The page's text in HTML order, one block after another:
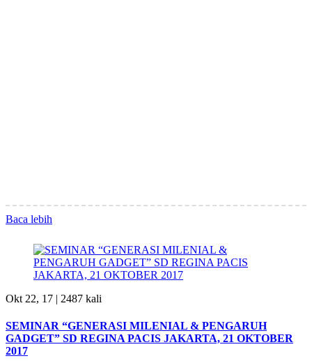
Baca lebih
Okt 22, 17 | 2487 kali
SEMINAR “GENERASI MILENIAL & PENGARUH
GADGET” SD REGINA PACIS JAKARTA, 21 OKTOBER
2017